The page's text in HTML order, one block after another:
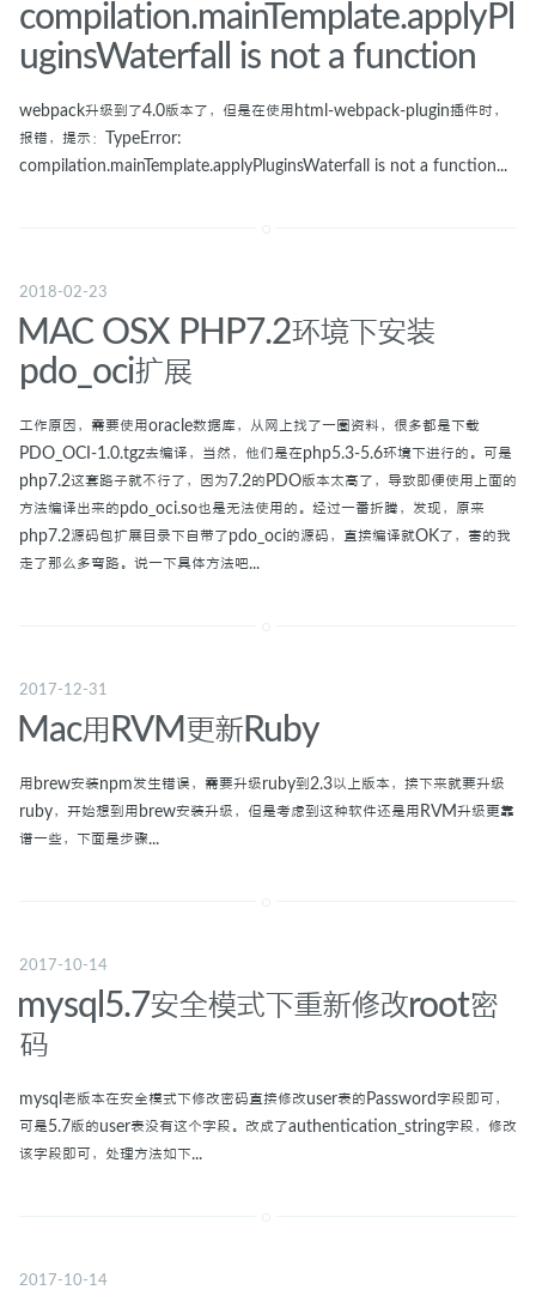
compilation.mainTemplate.applyPl
uginsWaterfall is not a function
webpack升级到了4.0版本了，但是在使用html-webpack-plugin插件时，
报错，提示：TypeError:
compilation.mainTemplate.applyPluginsWaterfall is not a function...
2018-02-23
MAC OSX PHP7.2环境下安装
pdo_oci扩展
工作原因，需要使用oracle数据库，从网上找了一圈资料，很多都是下载
PDO_OCI-1.0.tgz去编译，当然，他们是在php5.3-5.6环境下进行的。可是
php7.2这套路子就不行了，因为7.2的PDO版本太高了，导致即便使用上面的
方法编译出来的pdo_oci.so也是无法使用的。经过一番折腾，发现，原来
php7.2源码包扩展目录下自带了pdo_oci的源码，直接编译就OK了，害的我
走了那么多弯路。说一下具体方法吧...
2017-12-31
Mac用RVM更新Ruby
用brew安装npm发生错误，需要升级ruby到2.3以上版本，接下来就要升级
ruby，开始想到用brew安装升级，但是考虑到这种软件还是用RVM升级更靠
谱一些，下面是步骤...
2017-10-14
mysql5.7安全模式下重新修改root密
码
mysql老版本在安全模式下修改密码直接修改user表的Password字段即可，
可是5.7版的user表没有这个字段。改成了authentication_string字段，修改
该字段即可，处理方法如下...
2017-10-14